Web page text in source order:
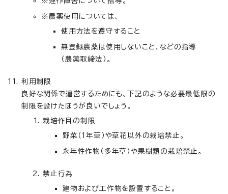
※農薬使用については、
使用方法を遵守すること
無登録農薬は使用しないこと、などの指導
（農薬取締法）。
利用制限
良好な関係で運営するためにも、下記のような必要最低限の
制限を設けたほうが良いでしょう。
栽培作目の制限
野菜（1年草）や草花以外の栽培禁止。
永年性作物（多年草）や果樹類の栽培禁止。
禁止行為
建物および工作物を設置すること。